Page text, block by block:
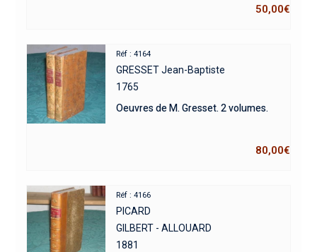
50,00€
Réf : 4164
GRESSET Jean-Baptiste
1765
Oeuvres de M. Gresset. 2 volumes.
80,00€
Réf : 4166
PICARD
GILBERT - ALLOUARD
1881